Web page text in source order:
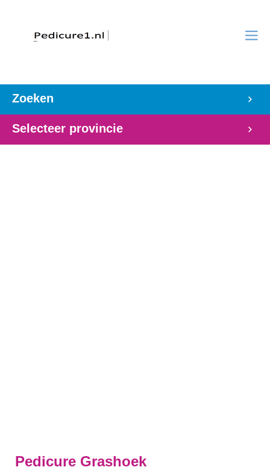
Zoeken
Selecteer provincie
Pedicure Grashoek